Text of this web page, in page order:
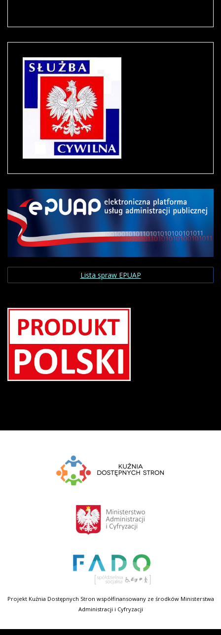
Lista spraw EPUAP
Projekt Kuźnia Dostępnych Stron współfinansowany ze środków Ministerstwa
Administracji i Cyfryzacji